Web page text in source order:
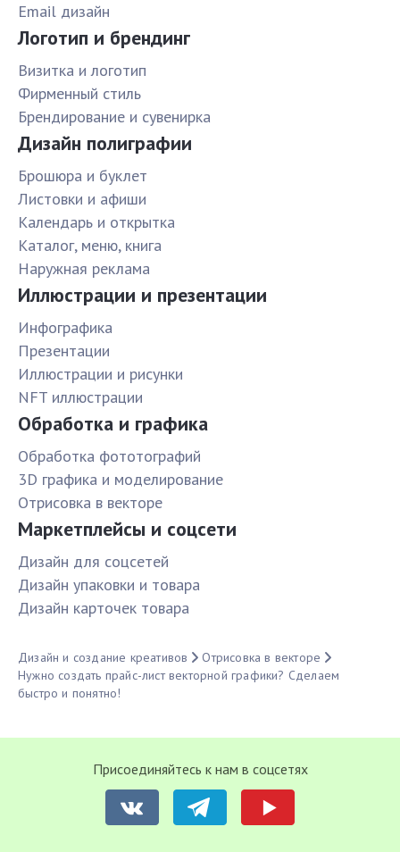
Email дизайн
Логотип и брендинг
Визитка и логотип
Фирменный стиль
Брендирование и сувенирка
Дизайн полиграфии
Брошюра и буклет
Листовки и афиши
Календарь и открытка
Каталог, меню, книга
Наружная реклама
Иллюстрации и презентации
Инфографика
Презентации
Иллюстрации и рисунки
NFT иллюстрации
Обработка и графика
Обработка фототографий
3D графика и моделирование
Отрисовка в векторе
Маркетплейсы и соцсети
Дизайн для соцсетей
Дизайн упаковки и товара
Дизайн карточек товара
Дизайн и создание креативов
Отрисовка в векторе
Нужно создать прайс-лист векторной графики? Сделаем
быстро и понятно!
Присоединяйтесь к нам в соцсетях